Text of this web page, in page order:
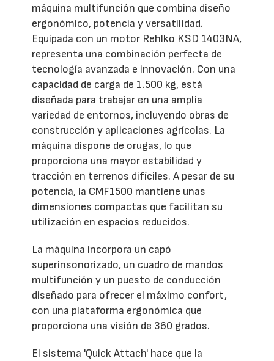
máquina multifunción que combina diseño
ergonómico, potencia y versatilidad.
Equipada con un motor Rehlko KSD 1403NA,
representa una combinación perfecta de
tecnología avanzada e innovación. Con una
capacidad de carga de 1.500 kg, está
diseñada para trabajar en una amplia
variedad de entornos, incluyendo obras de
construcción y aplicaciones agrícolas. La
máquina dispone de orugas, lo que
proporciona una mayor estabilidad y
tracción en terrenos difíciles. A pesar de su
potencia, la CMF1500 mantiene unas
dimensiones compactas que facilitan su
utilización en espacios reducidos.
La máquina incorpora un capó
superinsonorizado, un cuadro de mandos
multifunción y un puesto de conducción
diseñado para ofrecer el máximo confort,
con una plataforma ergonómica que
proporciona una visión de 360 grados.
El sistema 'Quick Attach' hace que la